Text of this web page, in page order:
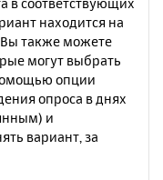
находится на
Вы также можете
могут выбрать
опции
опроса в днях
и
вариант, за